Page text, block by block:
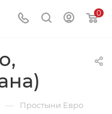
0
— Простыни Евро